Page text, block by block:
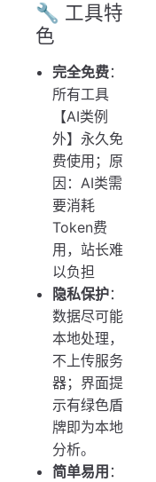
🔧 工具特
色
完全免费：
所有工具
【AI类例
外】永久免
费使用；原
因：AI类需
要消耗
Token费
用，站长难
以负担
隐私保护：
数据尽可能
本地处理，
不上传服务
器；界面提
示有绿色盾
牌即为本地
分析。
简单易用 ：